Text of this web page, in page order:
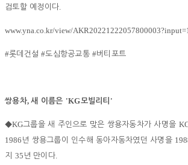
검토할 예정이다.
www.yna.co.kr/view/
#롯데건설#도심항공교통#버티포트
쌍용차,새 이름은 'KG모빌리티 '
◆KG그룹을 새 주인으로 맞은 쌍용자동차가 사명을
1986 년 쌍용그룹이 인수해 동아자동차였던 사명을
지 35 년 만이다.